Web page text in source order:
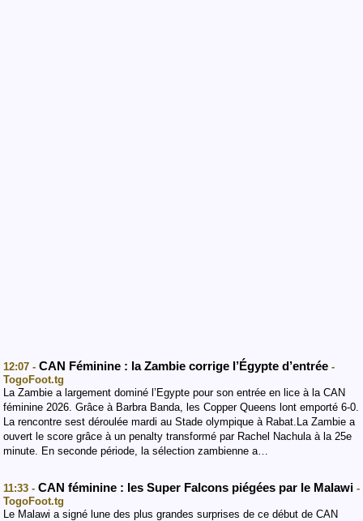
12:07 - CAN Féminine : la Zambie corrige l’Égypte d’entrée -
TogoFoot.tg
La Zambie a largement dominé l’Egypte pour son entrée en lice à la CAN
féminine 2026. Grâce à Barbra Banda, les Copper Queens lont emporté 6-0.
La rencontre sest déroulée mardi au Stade olympique à Rabat.La Zambie a
ouvert le score grâce à un penalty transformé par Rachel Nachula à la 25e
minute. En seconde période, la sélection zambienne a…
11:33 - CAN féminine : les Super Falcons piégées par le Malawi -
TogoFoot.tg
Le Malawi a signé lune des plus grandes surprises de ce début de CAN